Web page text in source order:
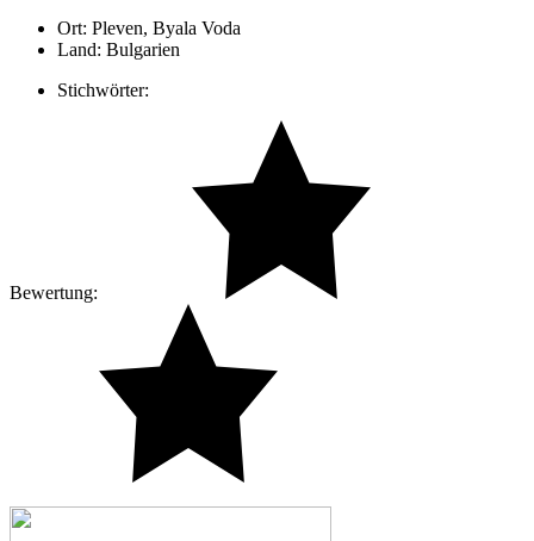
Ort: Pleven, Byala Voda
Land: Bulgarien
Stichwörter:
Bewertung: